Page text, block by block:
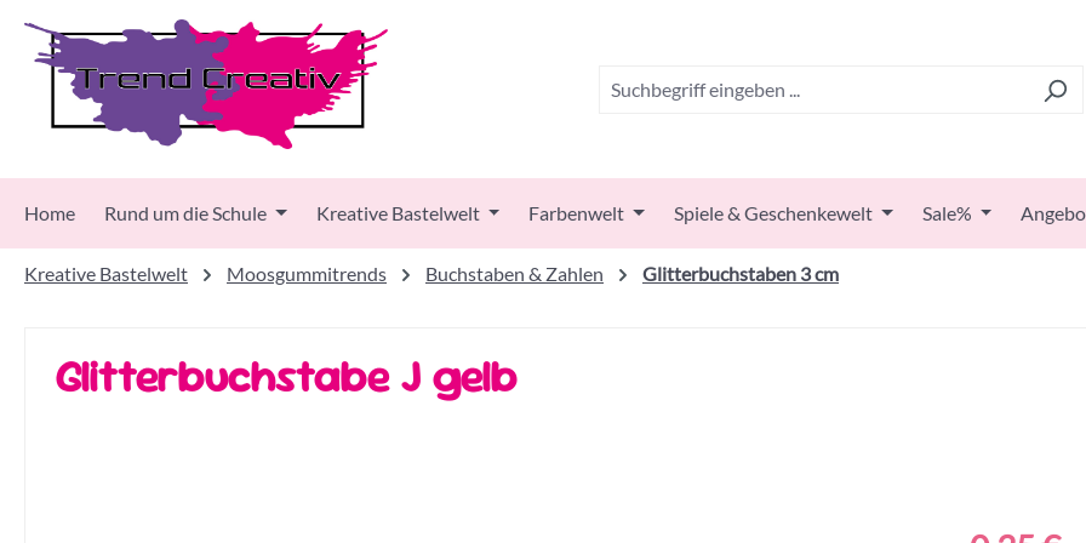
Hauptinhalt springen
Zur Suche springen
Zur Hauptnavigation springen
Home Rund um die Schule Kreative Bastelwelt Farbenwelt Spiele & Geschenkewelt Sale%
Kreative Bastelwelt Moosgummitrends Buchstaben & Zahlen Glitterbuchstaben 3 cm
Glitterbuchstabe J gelb
Regulärer